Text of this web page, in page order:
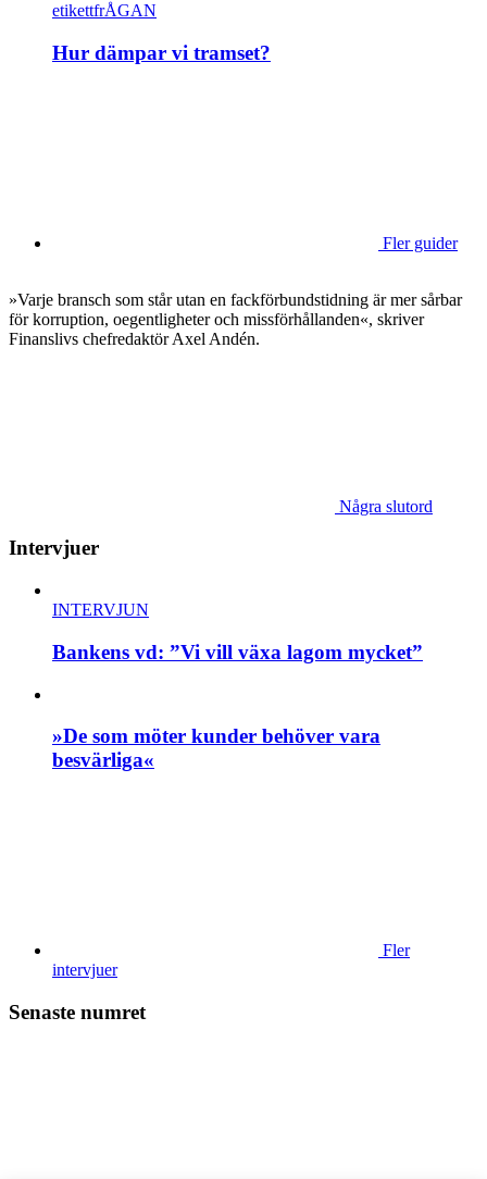
etikettfrÅGAN
Hur dämpar vi tramset?
Fler guider
»Varje bransch som står utan en fackförbundstidning är mer sårbar
för korruption, oegentligheter och missförhållanden«, skriver
Finanslivs chefredaktör Axel Andén.
Några slutord
Intervjuer
INTERVJUN
Bankens vd: ”Vi vill växa lagom mycket”
»De som möter kunder behöver vara
besvärliga«
Fler
intervjuer
Senaste numret